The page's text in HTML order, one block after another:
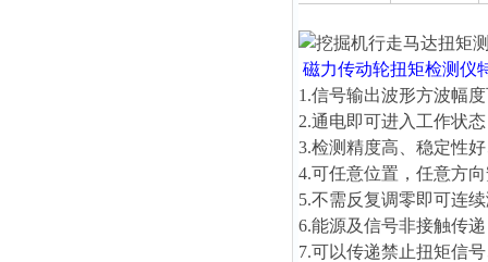
磁力传动轮扭矩检测仪
1.信号输出波形方波幅
2.通电即可进入工作状
3.检测精度高、稳定性
4.可任意位置，任意方
5.不需反复调零即可连
6.能源及信号非接触传
7.可以传递禁止扭矩信